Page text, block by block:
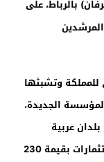
بالرباط، على
للمملكة وتشبثها
الجديدة،
عربية
وإفريقية وأوروبية، والتي تطلب إنجازها استثمارات بقيمة 230